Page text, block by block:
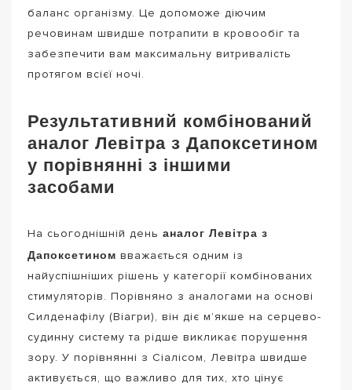
баланс організму. Це допоможе діючим
речовинам швидше потрапити в кровообіг та
забезпечити вам максимальну витривалість
протягом всієї ночі.
Результативний комбінований
аналог Левітра з Дапоксетином
у порівнянні з іншими
засобами
На сьогоднішній день аналог Левітра з
Дапоксетином вважається одним із
найуспішніших рішень у категорії комбінованих
стимуляторів. Порівняно з аналогами на основі
Силденафілу (Віагри), він діє м’якше на серцево-
судинну систему та рідше викликає порушення
зору. У порівнянні з Сіалісом, Левітра швидше
активується, що важливо для тих, хто цінує